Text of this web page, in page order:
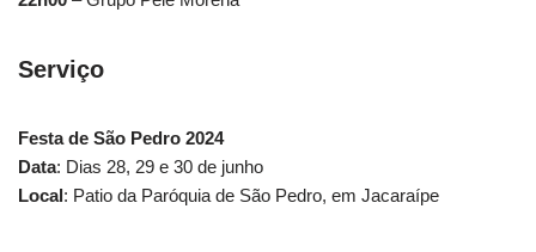
Serviço
Festa de São Pedro 2024
Data: Dias 28, 29 e 30 de junho
Local: Patio da Paróquia de São Pedro, em Jacaraípe